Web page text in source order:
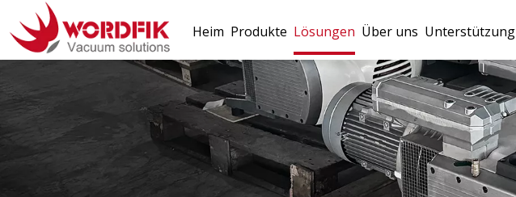
Heim Produkte Lösungen Über uns Unterstützung